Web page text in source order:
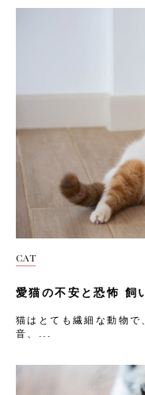
CAT
愛猫の不安と恐怖 飼
猫はとても繊細な動物
音、...